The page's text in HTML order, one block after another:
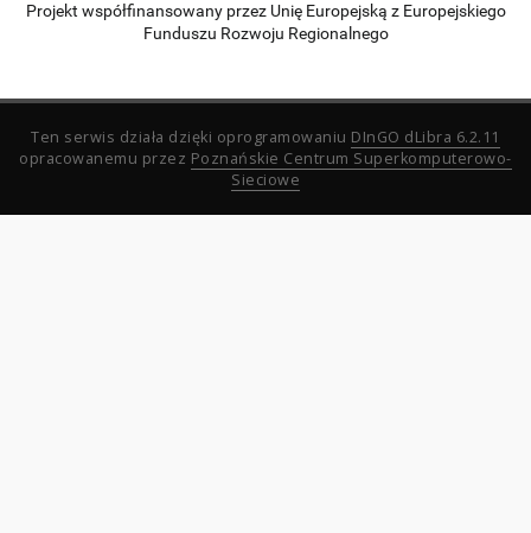
Projekt współfinansowany przez Unię Europejską z Europejskiego
Funduszu Rozwoju Regionalnego
Ten serwis działa dzięki oprogramowaniu DInGO dLibra 6.2.11
opracowanemu przez Poznańskie Centrum Superkomputerowo-
Sieciowe